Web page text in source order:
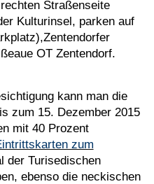
Straßenseite
Kulturinsel, parken auf
OT Zentendorf.
kann man die
zum 15. Dezember 2015
mit 40 Prozent
zum
der Turisedischen
ebenso die neckischen